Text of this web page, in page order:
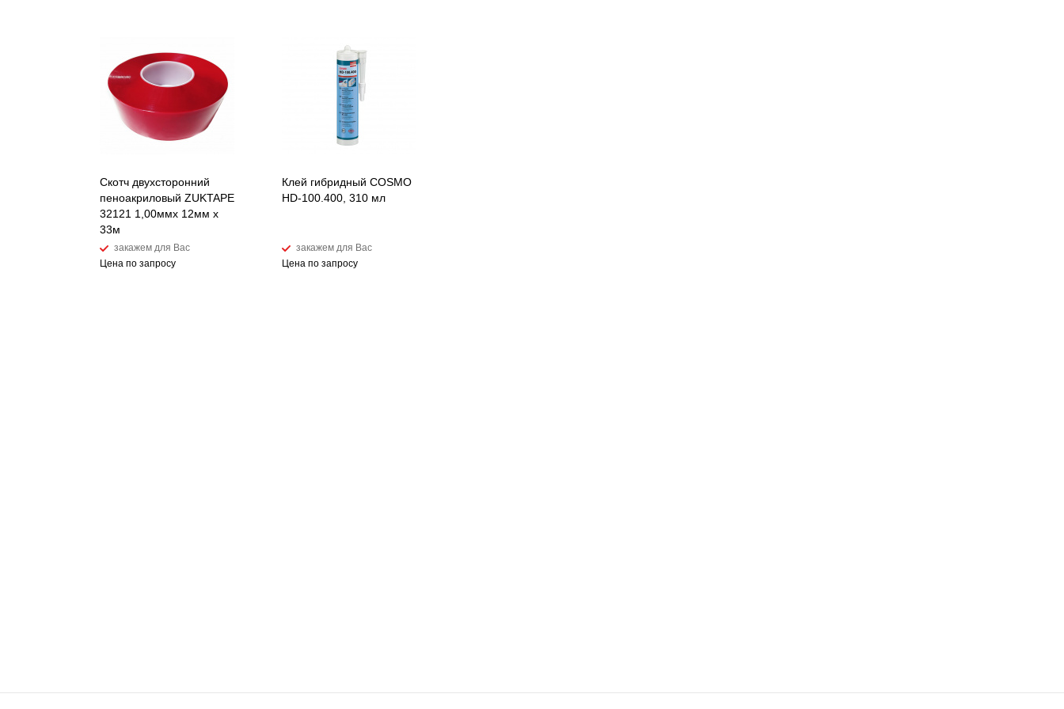
Скотч двухсторонний
пеноакриловый ZUKTAPE
32121 1,00ммх 12мм х
33м
закажем для Вас
Цена по запросу
Клей гибридный COSMO
HD-100.400, 310 мл
закажем для Вас
Цена по запросу